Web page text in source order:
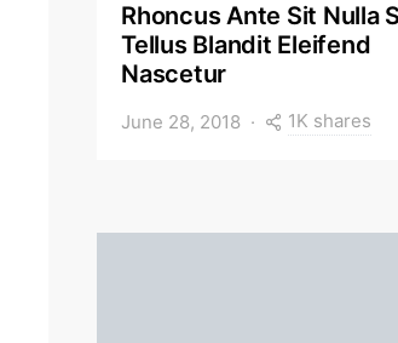
Rhoncus Ante Sit Nulla
Tellus Blandit Eleifend
Nascetur
June 28, 2018 1K shares